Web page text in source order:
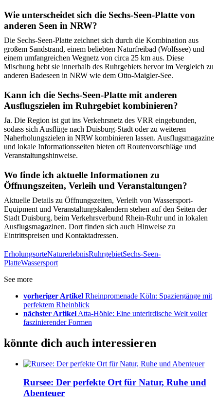
Wie unterscheidet sich die Sechs-Seen-Platte von
anderen Seen in NRW?
Die Sechs-Seen-Platte zeichnet sich durch die Kombination aus
großem Sandstrand, einem beliebten Naturfreibad (Wolfssee) und
einem umfangreichen Wegnetz von circa 25 km aus. Diese
Mischung hebt sie innerhalb des Ruhrgebiets hervor im Vergleich zu
anderen Badeseen in NRW wie dem Otto-Maigler-See.
Kann ich die Sechs-Seen-Platte mit anderen
Ausflugszielen im Ruhrgebiet kombinieren?
Ja. Die Region ist gut ins Verkehrsnetz des VRR eingebunden,
sodass sich Ausflüge nach Duisburg-Stadt oder zu weiteren
Naherholungszielen in NRW kombinieren lassen. Ausflugsmagazine
und lokale Informationsseiten bieten oft Routenvorschläge und
Veranstaltungshinweise.
Wo finde ich aktuelle Informationen zu
Öffnungszeiten, Verleih und Veranstaltungen?
Aktuelle Details zu Öffnungszeiten, Verleih von Wassersport-
Equipment und Veranstaltungskalendern stehen auf den Seiten der
Stadt Duisburg, beim Verkehrsverbund Rhein-Ruhr und in lokalen
Ausflugsmagazinen. Dort finden sich auch Hinweise zu
Eintrittspreisen und Kontaktadressen.
ErholungsorteNaturerlebnisRuhrgebietSechs-Seen-
PlatteWassersport
See more
vorheriger Artikel Rheinpromenade Köln: Spaziergänge mit
perfektem Rheinblick
nächster Artikel Atta-Höhle: Eine unterirdische Welt voller
faszinierender Formen
könnte dich auch interessieren
Rursee: Der perfekte Ort für Natur, Ruhe und
Abenteuer